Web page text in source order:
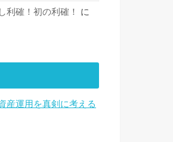
利確！初の利確！
に
産運用を真剣に考える